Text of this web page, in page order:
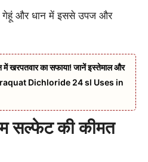
गेहूं और धान में इससे उपज और
में खरपतवार का सफाया! जानें इस्तेमाल और
Dichloride 24 sl Uses in
सल्फेट की कीमत